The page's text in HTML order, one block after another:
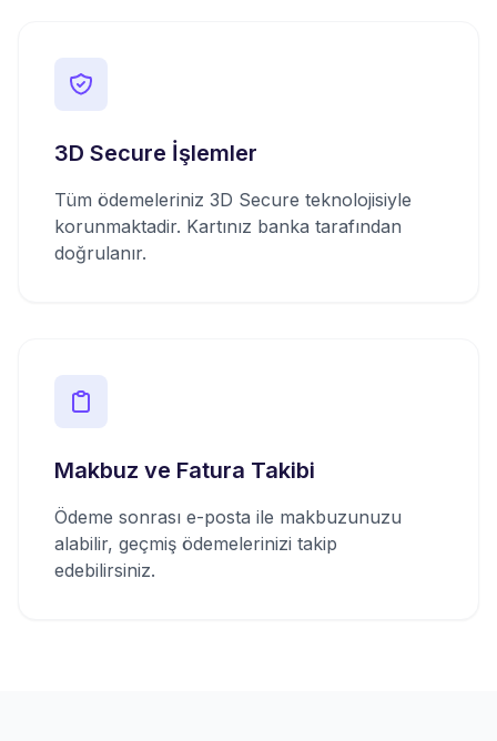
3D Secure İşlemler
Tüm ödemeleriniz 3D Secure teknolojisiyle
korunmaktadir. Kartınız banka tarafından
doğrulanır.
Makbuz ve Fatura Takibi
Ödeme sonrası e-posta ile makbuzunuzu
alabilir, geçmiş ödemelerinizi takip
edebilirsiniz.